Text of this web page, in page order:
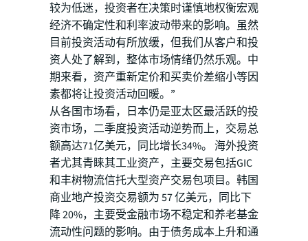
较为低迷，投资者在决策时谨慎地权衡宏观
经济不确定性和利率波动带来的影响。虽然
目前投资活动有所放缓，但我们从客户和投
资人处了解到，整体市场情绪仍然乐观。中
期来看，资产重新定价和买卖价差缩小等因
素都将让投资活动回暖。”
从各国市场看，日本仍是亚太区最活跃的投
资市场，二季度投资活动逆势而上，交易总
额高达71亿美元，同比增长34%。 海外投资
者尤其青睐其工业资产，主要交易包括GIC
和丰树物流信托大型资产交易包项目。韩国
商业地产投资交易额为 57 亿美元，同比下
降 20%，主要受金融市场不稳定和养老基金
流动性问题的影响。由于债务成本上升和通